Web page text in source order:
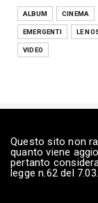
Debutta
ALBUM CINEMA
EMERGENTI LE
VIDEO
Questo sito non
quanto viene
pertanto
legge n.62 del